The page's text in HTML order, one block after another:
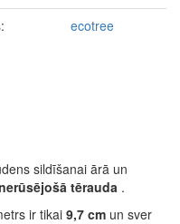
ecotree
sildīšanai ārā un
tērauda .
ir tikai9,7 cm un sver